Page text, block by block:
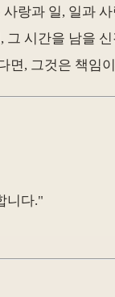
랑과 일, 일과
시간을 남을
면, 그것은 책임
니다."